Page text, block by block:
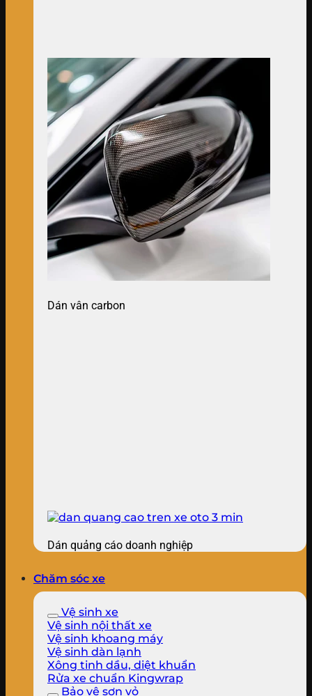
Dán vân carbon
Dán quảng cáo doanh nghiệp
Chăm sóc xe
Vệ sinh xe
Vệ sinh nội thất xe
Vệ sinh khoang máy
Vệ sinh dàn lạnh
Xông tinh dầu, diệt khuẩn
Rửa xe chuẩn Kingwrap
Bảo vệ sơn vỏ